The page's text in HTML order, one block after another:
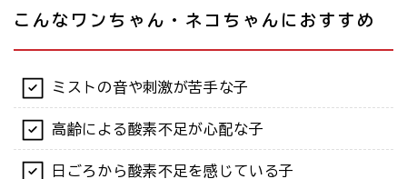
こんなワンちゃん・ネコちゃんにおすすめ
ミストの音や刺激が苦手な子
高齢による酸素不足が心配な子
日ごろから酸素不足を感じている子